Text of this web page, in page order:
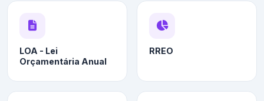
LOA - Lei
Orçamentária Anual
RREO